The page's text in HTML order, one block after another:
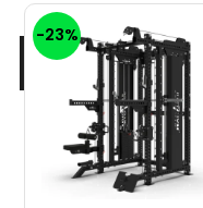
wynosiła:
16,900.00zł.
cena
wynosi:
12,900.00zł.
-23%